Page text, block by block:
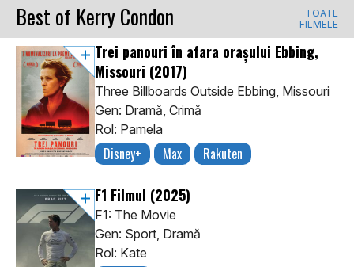
Best of Kerry Condon
TOATE
FILMELE
Trei panouri în afara orașului Ebbing,
Missouri (2017)
Three Billboards Outside Ebbing, Missouri
Gen: Dramă, Crimă
Rol: Pamela
Disney+ Max Rakuten
F1 Filmul (2025)
F1: The Movie
Gen: Sport, Dramă
Rol: Kate